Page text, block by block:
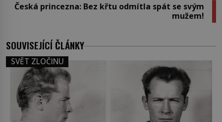
Česká princezna: Bez křtu odmítla spát se svým
mužem!
SOUVISEJÍCÍ ČLÁNKY
SVĚT ZLOČINU